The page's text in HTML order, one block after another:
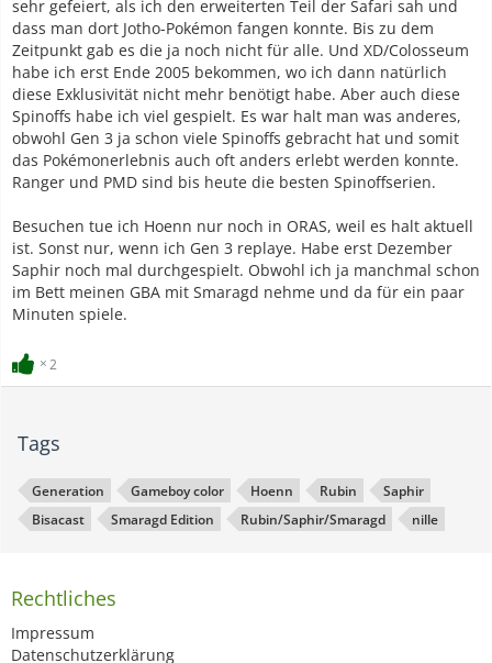
sehr gefeiert, als ich den erweiterten Teil der Safari sah und
dass man dort Jotho-Pokémon fangen konnte. Bis zu dem
Zeitpunkt gab es die ja noch nicht für alle. Und XD/Colosseum
habe ich erst Ende 2005 bekommen, wo ich dann natürlich
diese Exklusivität nicht mehr benötigt habe. Aber auch diese
Spinoffs habe ich viel gespielt. Es war halt man was anderes,
obwohl Gen 3 ja schon viele Spinoffs gebracht hat und somit
das Pokémonerlebnis auch oft anders erlebt werden konnte.
Ranger und PMD sind bis heute die besten Spinoffserien.
Besuchen tue ich Hoenn nur noch in ORAS, weil es halt aktuell
ist. Sonst nur, wenn ich Gen 3 replaye. Habe erst Dezember
Saphir noch mal durchgespielt. Obwohl ich ja manchmal schon
im Bett meinen GBA mit Smaragd nehme und da für ein paar
Minuten spiele.
2
Tags
Generation Gameboy color Hoenn Rubin
Saphir
Bisacast
Smaragd Edition Rubin/Saphir/Smaragd nille
Rechtliches
Impressum
Datenschutzerklärung